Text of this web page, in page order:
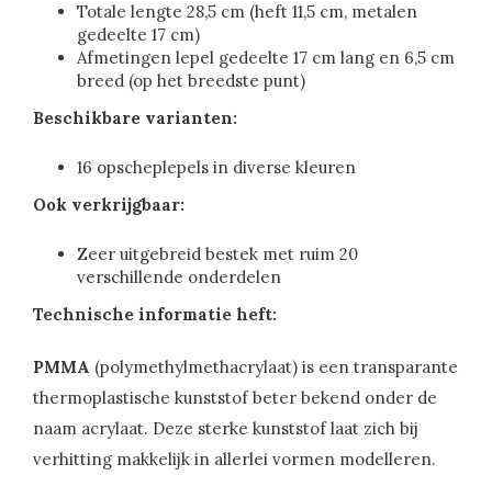
Totale lengte 28,5 cm (heft 11,5 cm, metalen
gedeelte 17 cm)
Afmetingen lepel gedeelte 17 cm lang en 6,5 cm
breed (op het breedste punt)
Beschikbare varianten:
16 opscheplepels in diverse kleuren
Ook verkrijgbaar:
Zeer uitgebreid bestek met ruim 20
verschillende onderdelen
Technische informatie heft:
PMMA (polymethylmethacrylaat) is een transparante
thermoplastische kunststof beter bekend onder de
naam acrylaat. Deze sterke kunststof laat zich bij
verhitting makkelijk in allerlei vormen modelleren.